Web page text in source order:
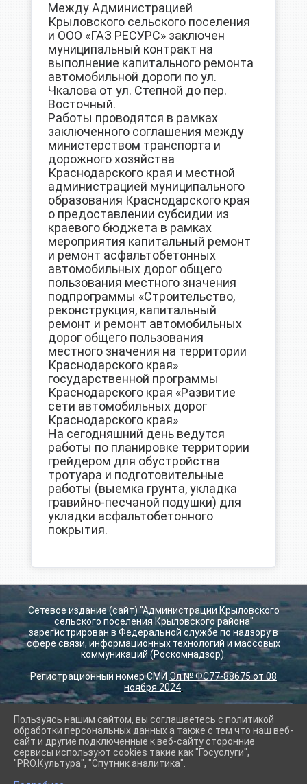
Между Администрацией
Крыловского сельского поселения
и ООО «ГАЗ РЕСУРС» заключен
муниципальный контракт на
выполнение капитального ремонта
автомобильной дороги по ул.
Чкалова от ул. Степной до пер.
Восточный.
Работы проводятся в рамках
заключенного соглашения между
министерством транспорта и
дорожного хозяйства
Краснодарского края и местной
администрацией муниципального
образования Краснодарского края
о предоставлении субсидии из
краевого бюджета в рамках
мероприятия капитальный ремонт
и ремонт асфальтобетонных
автомобильных дорог общего
пользования местного значения
подпрограммы «Строительство,
реконструкция, капитальный
ремонт и ремонт автомобильных
дорог общего пользования
местного значения на территории
Краснодарского края»
государственной программы
Краснодарского края «Развитие
сети автомобильных дорог
Краснодарского края»
На сегодняшний день ведутся
работы по планировке территории
грейдером для обустройства
тротуара и подготовительные
работы (выемка грунта, укладка
гравийно-песчаной подушки) для
укладки асфальтобетонного
покрытия.
Сетевое издание (сайт) "Администрации Крыловского
сельского поселения Крыловского района"
зарегистрирован в Федеральной службе по надзору в
сфере связи, информационных технологий и массовых
коммуникаций (Роскомнадзор).
Регистрационный номер СМИ Эл № ФС77-88675 от 08
ноября 2024
2026 г. krilovskay.ru
Вход
Карта сайта
Политика обработки персональных данных
Пользуясь нашим сайтом, вы соглашаетесь с политикой
обработки персональных данных а также с тем что наш веб-
сайт и другие подключенные к веб-сайту сторонние
сервисы используют cookies такие как "Госуслуги",
"PRO.Культура", "Спутник аналитика".